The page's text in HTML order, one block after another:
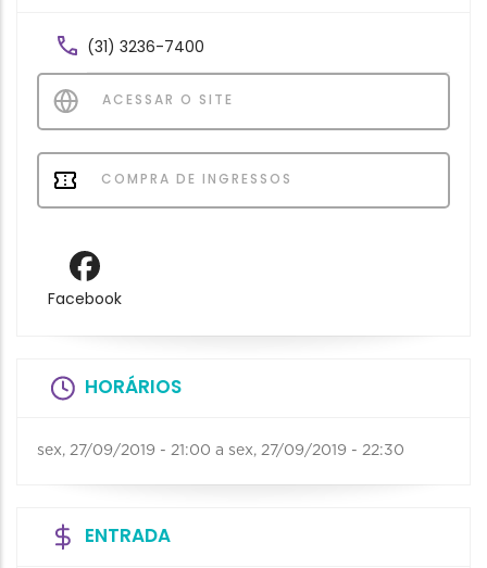
(31) 3236-7400
ACESSAR O SITE
COMPRA DE INGRESSOS
Facebook
HORÁRIOS
sex, 27/09/2019 - 21:00 a sex, 27/09/2019 - 22:30
ENTRADA